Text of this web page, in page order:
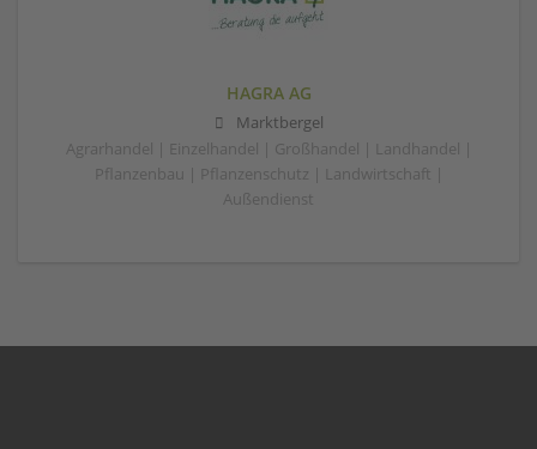
HAGRA AG
Marktbergel
Agrarhandel | Einzelhandel | Großhandel | Landhandel |
Pflanzenbau | Pflanzenschutz | Landwirtschaft |
Außendienst